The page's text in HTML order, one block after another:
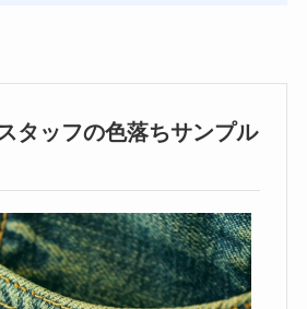
タッフの色落ちサンプル